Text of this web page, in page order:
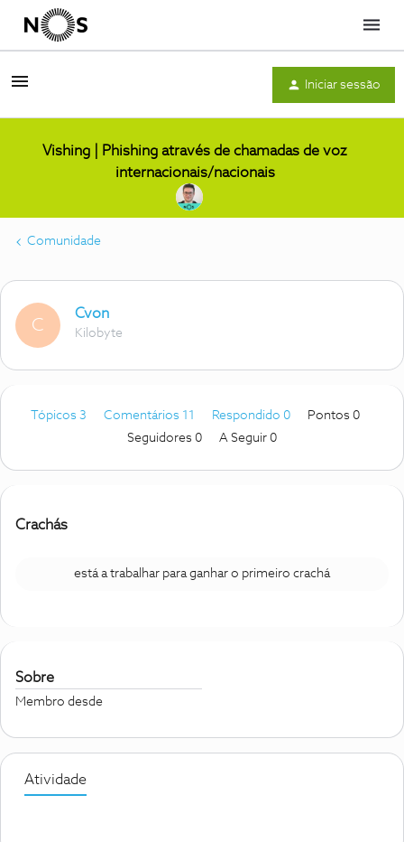
Menu
Iniciar sessão
Vishing | Phishing através de chamadas de voz
internacionais/nacionais
Comunidade
C
Cvon
Kilobyte
Tópicos 3 Comentários 11 Respondido 0
Pontos 0
Seguidores 0 A Seguir 0
Crachás
está a trabalhar para ganhar o primeiro crachá
Sobre
Membro desde
Atividade